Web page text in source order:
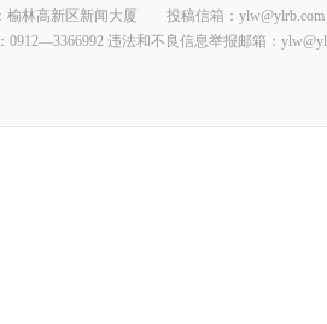
榆林高新区新闻大厦 投稿信箱：ylw@ylrb.com
违法和不良信息举报邮箱：